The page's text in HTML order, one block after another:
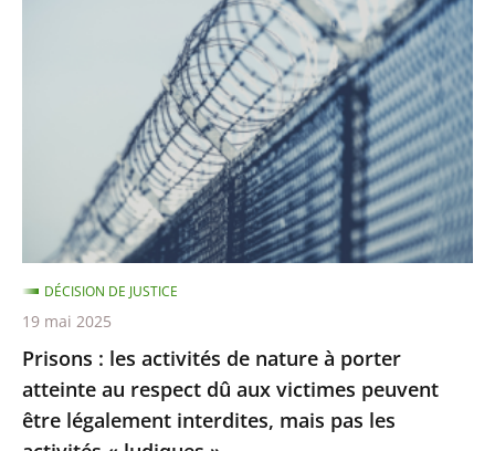
atteinte
au
respect
dû
aux
victimes
peuvent
Prisons : les activités de nature à porter
atteinte au respect dû aux victimes peuvent
être légalement interdites, mais pas les
DÉCISION DE JUSTICE
19 mai 2025